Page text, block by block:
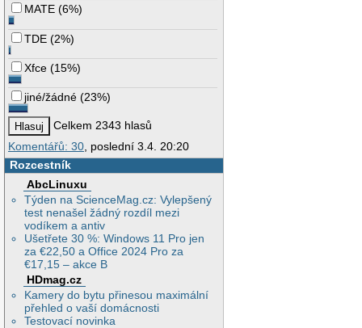
MATE (6%)
TDE (2%)
Xfce (15%)
jiné/žádné (23%)
Celkem 2343 hlasů
Komentářů: 30 , poslední 3.4. 20:20
Rozcestník
AbcLinuxu
Týden na ScienceMag.cz: Vylepšený
test nenašel žádný rozdíl mezi
vodíkem a antiv
Ušetřete 30 %: Windows 11 Pro jen
za €22,50 a Office 2024 Pro za
€17,15 – akce B
HDmag.cz
Kamery do bytu přinesou maximální
přehled o vaší domácnosti
Testovací novinka